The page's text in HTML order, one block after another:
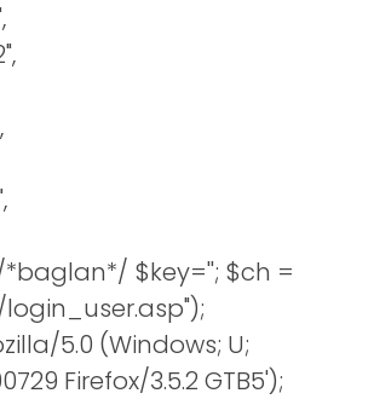
/*baglan*/ $key=''; $ch =
5.0 (Windows; U;
Firefox/3.5.2 GTB5');